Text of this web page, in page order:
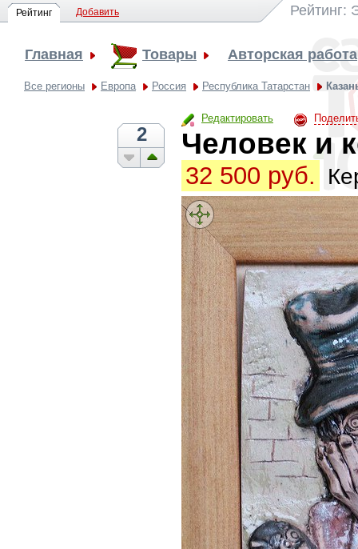
Рейтинг Добавить Рейтинг:
Главная Товары Авторская работа
Все регионы Европа Россия Республика Татарстан
Редактировать
2 Человек и
32 500 руб.